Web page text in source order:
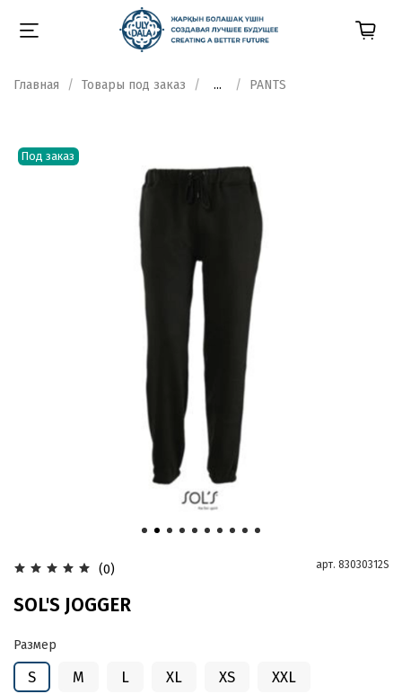
Главная Товары под заказ ... PANTS
Под заказ
(0) арт. 83030312S
SOL'S JOGGER
Размер
S M L XL XS XXL